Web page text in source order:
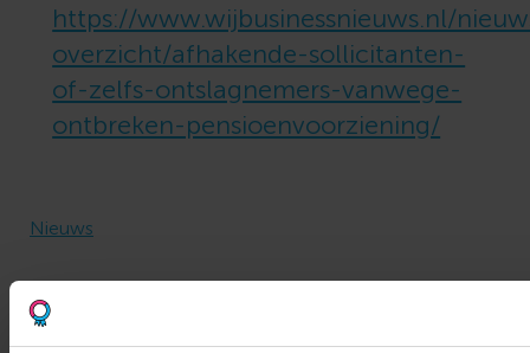
https://www.wijbusinessnieuws.nl/
overzicht/afhakende-sollicitanten-
of-zelfs-ontslagnemers-vanwege-
ontbreken-pensioenvoorziening/
Nieuws